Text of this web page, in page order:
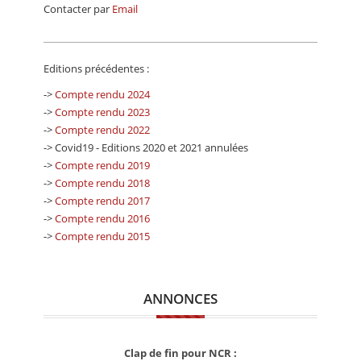
Contacter par Email
Editions précédentes :
->Compte rendu 2024
->Compte rendu 2023
->Compte rendu 2022
-> Covid19 - Editions 2020 et 2021 annulées
->Compte rendu 2019
->Compte rendu 2018
->Compte rendu 2017
->Compte rendu 2016
->Compte rendu 2015
ANNONCES
Clap de fin pour NCR :